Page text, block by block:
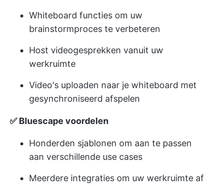
Whiteboard functies om uw
brainstormproces te verbeteren
Host videogesprekken vanuit uw
werkruimte
Video's uploaden naar je whiteboard met
gesynchroniseerd afspelen
✅ Bluescape voordelen
Honderden sjablonen om aan te passen
aan verschillende use cases
Meerdere integraties om uw werkruimte af